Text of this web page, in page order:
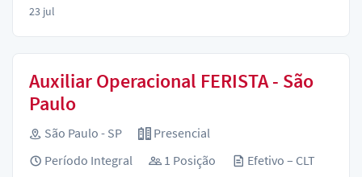
23 jul
Auxiliar Operacional FERISTA - São
Paulo
São Paulo - SP
Presencial
Período Integral
1 Posição Efetivo – CLT